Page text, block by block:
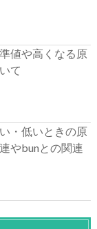
値や高くなる原
て
・低いときの原
やbunとの関連